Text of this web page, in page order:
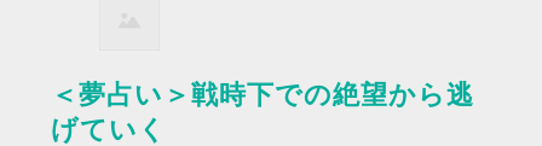
＜夢占い＞戦時下での絶望から逃
げていく